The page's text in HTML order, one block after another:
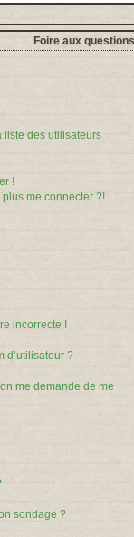
Foire aux
liste des utilisateurs
!
me connecter ?!
incorrecte !
d’utilisateur ?
me demande de me
sondage ?